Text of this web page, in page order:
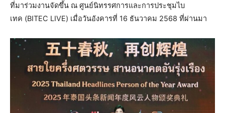
ที่มาร่วมงานจัดขึ้น ณ ศูนย์นิทรรศการและการประชุมไบ
เทค (BITEC LIVE) เมื่อวันอังคารที่ 16 ธันวาคม 2568 ที่ผ่านมา